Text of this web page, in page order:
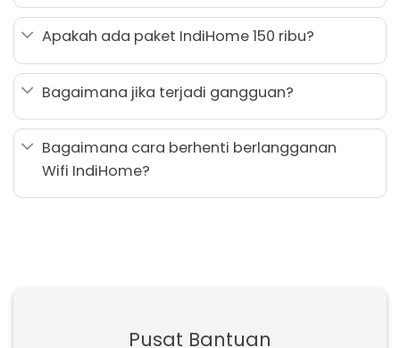
Apakah ada paket IndiHome 150 ribu?
Bagaimana jika terjadi gangguan?
Bagaimana cara berhenti berlangganan
Wifi IndiHome?
Pusat Bantuan